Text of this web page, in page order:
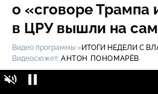
о «сговоре
в ЦРУ вышли на
Видео программы «ИТОГИ НЕДЕЛИ С
Видеосюжет: АНТОН ПОНОМАРЁВ